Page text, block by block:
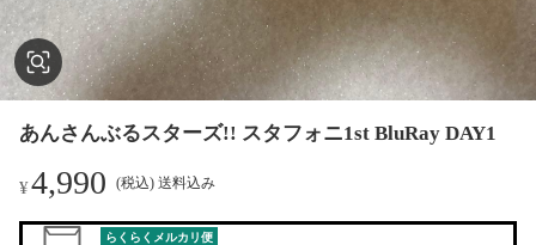
あんさんぶるスターズ!! スタフォニ1st BluRay DAY1
¥4,990 (税込) 送料込み
らくらくメルカリ便